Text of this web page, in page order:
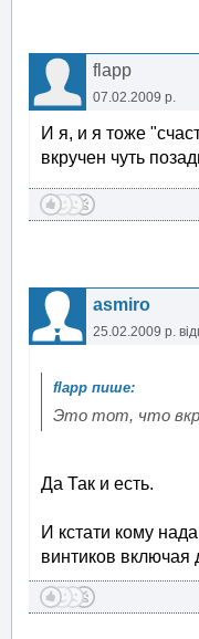
flapp
07.02.2009 р.
И я, и я тоже
вкручен чуть
asmiro
25.02.2009 р.
Это тот, что
Да Так и есть.
И кстати кому
винтиков включая